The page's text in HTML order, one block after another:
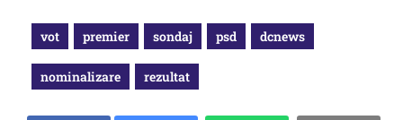
vot premier sondaj psd dcnews
nominalizare rezultat